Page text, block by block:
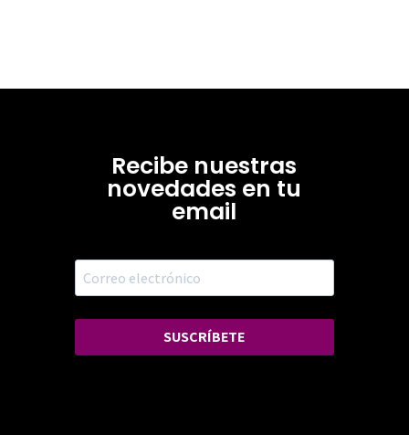
Recibe nuestras
novedades en tu
email
SUSCRÍBETE